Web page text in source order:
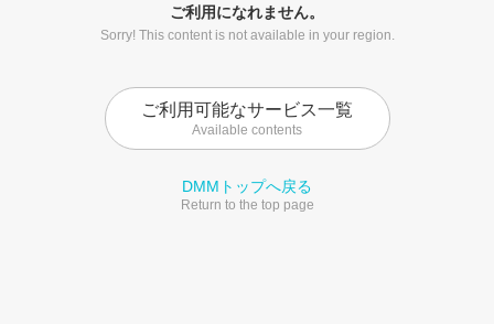
ご利用になれません。
Sorry! This content is not available in your region.
ご利用可能なサービス一覧
Available contents
DMMトップへ戻る
Return to the top page